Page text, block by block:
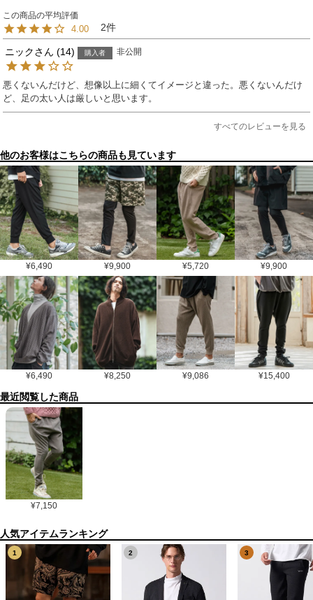
4.00 2
ニック 14 購入者 非公開
悪くないんだけど、想像以上に細くてイメージと違った。悪くないんだけ
ど、足の太い人は厳しいと思います。
すべてのレビューを見る
他のお客様はこちらの商品も見ています
¥6,490 ¥9,900 ¥5,720 ¥9,900
¥6,490 ¥8,250 ¥9,086 ¥15,400
最近閲覧した商品
¥7,150
1 2 3